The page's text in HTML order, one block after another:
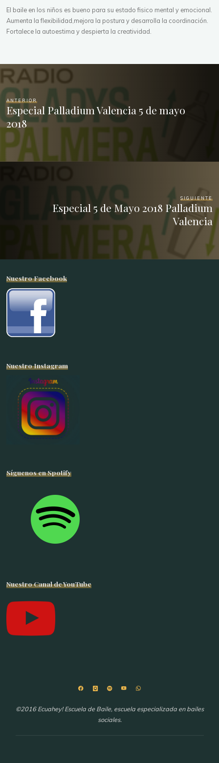
El baile en los niños es bueno para su estado fisico mental y emocional.
Aumenta la flexibilidad,mejora la postura y desarrolla la coordinación.
Fortalece la autoestima y despierta la creatividad.
ANTERIOR
Especial Palladium Valencia 5 de mayo
2018
SIGUIENTE
Especial 5 de Mayo 2018 Palladium
Valencia
Nuestro Facebook
Nuestro Instagram
Síguenos en Spotify
Nuestro Canal de YouTube
©2016 Ecuahey! Escuela de Baile, escuela especializada en bailes
sociales.